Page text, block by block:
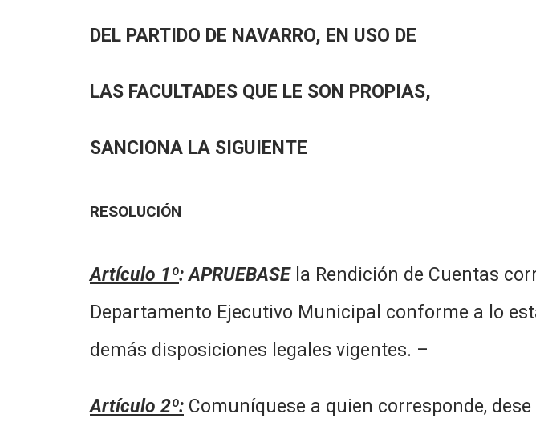
DEL PARTIDO DE NAVARRO, EN USO DE
LAS FACULTADES QUE LE SON PROPIAS,
SANCIONA LA SIGUIENTE
RESOLUCIÓN
Artículo 1º: APRUEBASEla Rendición de Cuentas
Departamento Ejecutivo Municipal conforme a lo
demás disposiciones legales vigentes. –
Artículo 2º: Comuníquese a quien corresponde,